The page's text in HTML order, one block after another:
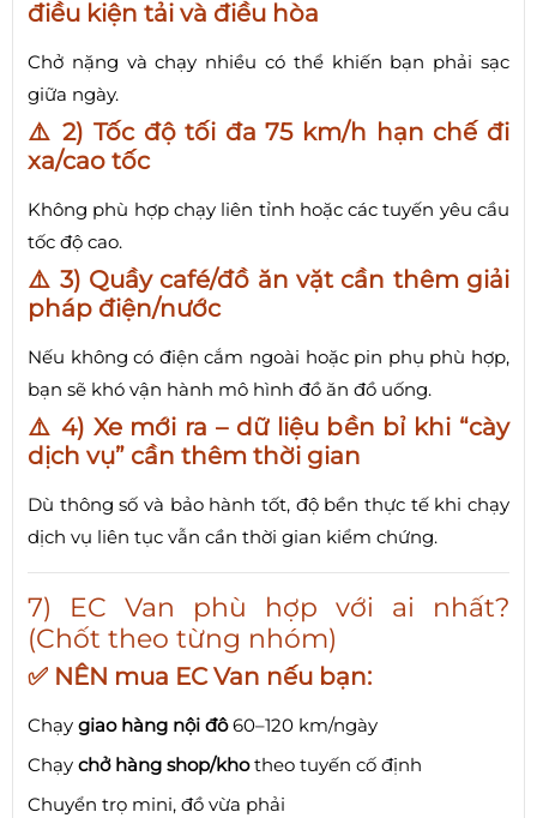
điều kiện tải và điều hòa
Chở nặng và chạy nhiều có thể khiến bạn phải sạc
giữa ngày.
⚠️ 2) Tốc độ tối đa 75 km/h hạn chế đi
xa/cao tốc
Không phù hợp chạy liên tỉnh hoặc các tuyến yêu cầu
tốc độ cao.
⚠️ 3) Quầy café/đồ ăn vặt cần thêm giải
pháp điện/nước
Nếu không có điện cắm ngoài hoặc pin phụ phù hợp,
bạn sẽ khó vận hành mô hình đồ ăn đồ uống.
⚠️ 4) Xe mới ra – dữ liệu bền bỉ khi “cày
dịch vụ” cần thêm thời gian
Dù thông số và bảo hành tốt, độ bền thực tế khi chạy
dịch vụ liên tục vẫn cần thời gian kiểm chứng.
7) EC Van phù hợp với ai nhất?
(Chốt theo từng nhóm)
✅ NÊN mua EC Van nếu bạn:
Chạy giao hàng nội đô60–120 km/ngày
Chạy chở hàng shop/khotheo tuyến cố định
Chuyển trọ mini, đồ vừa phải